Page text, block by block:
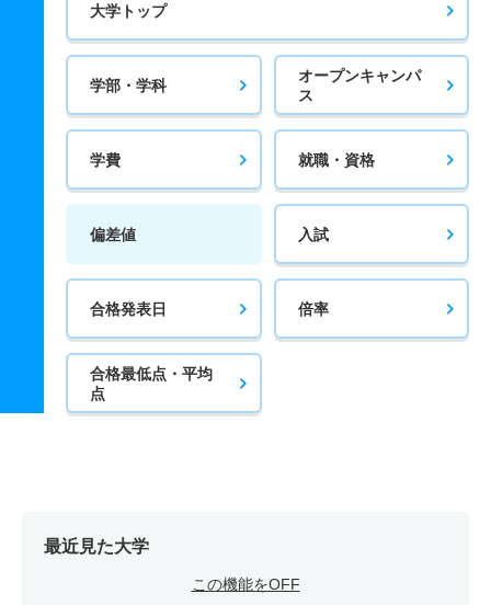
大学トップ
学部・学科
オープンキャンパ
ス
学費 就職・資格
偏差値 入試
合格発表日 倍率
合格最低点・平均
点
最近見た大学
この機能をOFF